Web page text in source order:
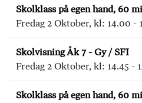
Skolklass på egen hand, 60
Fredag 2 Oktober, kl: 14.00 -
Skolvisning Åk 7 - Gy / SFI
Fredag 2 Oktober, kl: 14.45 -
Skolklass på egen hand, 60